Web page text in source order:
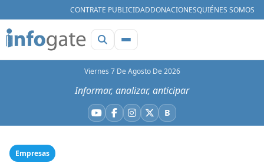
CONTRATE PUBLICIDADDONACIONESQUIÉNES SOMOS
Viernes 7 De Agosto De 2026
Informar, analizar, anticipar
YouTube
Facebook
Instagram
X BBluesky
Empresas